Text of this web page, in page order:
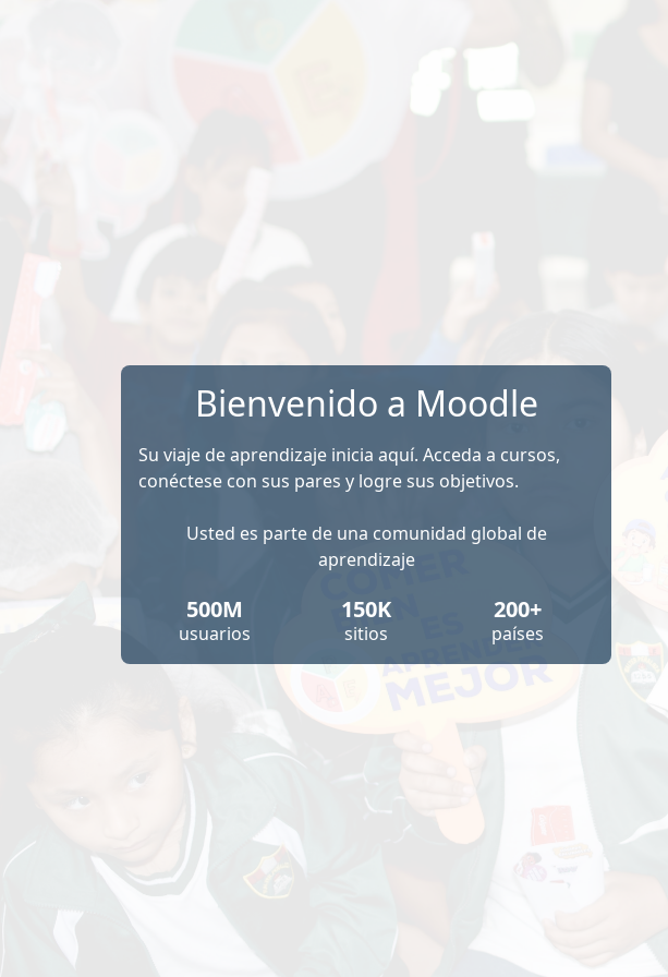
Bienvenido a Moodle
Su viaje de aprendizaje inicia aquí. Acceda a cursos,
conéctese con sus pares y logre sus objetivos.
Usted es parte de una comunidad global de
aprendizaje
500M
usuarios
150K
sitios
200+
países